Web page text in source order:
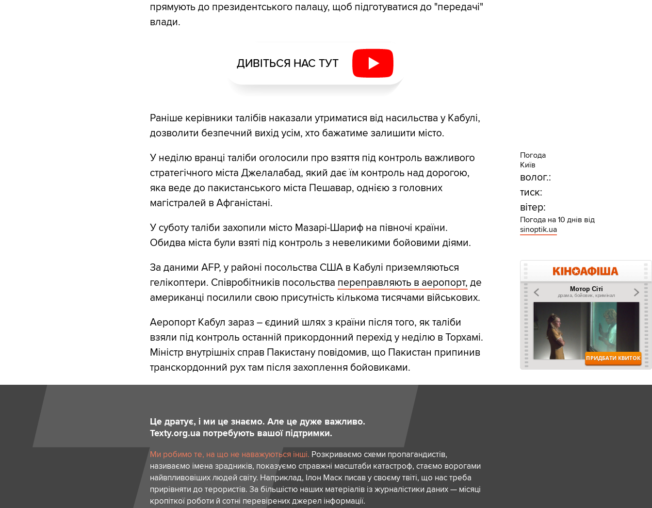
прямують до президентського палацу, щоб підготуватися до "передачі"
влади.
ДИВІТЬСЯ НАС ТУТ
Раніше керівники талібів наказали утриматися від насильства у Кабулі,
дозволити безпечний вихід усім, хто бажатиме залишити місто.
У неділю вранці таліби оголосили про взяття під контроль важливого
стратегічного міста Джелалабад, який дає їм контроль над дорогою,
яка веде до пакистанського міста Пешавар, однією з головних
магістралей в Афганістані.
У суботу таліби захопили місто Мазарі-Шариф на півночі країни.
Обидва міста були взяті під контроль з невеликими бойовими діями.
За даними AFP, у районі посольства США в Кабулі приземляються
гелікоптери. Співробітників посольства переправляють в аеропорт, де
американці посилили свою присутність кількома тисячами військових.
Аеропорт Кабул зараз – єдиний шлях з країни після того, як таліби
взяли під контроль останній прикордонний перехід у неділю в Торхамі.
Міністр внутрішніх справ Пакистану повідомив, що Пакистан припинив
транскордонний рух там після захоплення бойовиками.
Це дратує, і ми це знаємо. Але це дуже важливо.
Texty.org.ua потребують вашої підтримки.
Ми робимо те, на що не наважуються інші. Розкриваємо схеми пропагандистів,
називаємо імена зрадників, показуємо справжні масштаби катастроф, стаємо ворогами
найвпливовіших людей світу. Наприклад, Ілон Маск писав у своєму твіті, що нас треба
прирівняти до терористів. За більшістю наших матеріалів із журналістики даних — місяці
кропіткої роботи й сотні перевірених джерел інформації.
Погода
Київ
волог.:
тиск:
вітер:
Погода на 10 днів від
sinoptik.ua